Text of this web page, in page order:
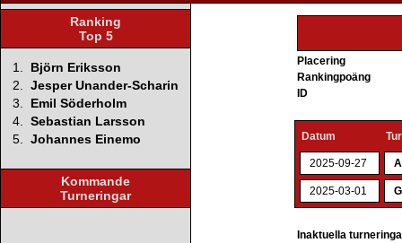
Ranking
Top 5
1.
Björn Eriksson
2. Jesper Unander-Scharin
3.
Emil Söderholm
4. Sebastian Larsson
5. Johannes Einemo
Kommande
Turneringar
Placering
Rankingpoäng
ID
Datum
2025-09-27
2025-03-01
Inaktuella